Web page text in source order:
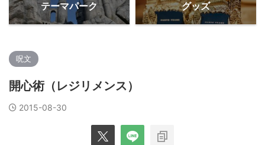
テーマパーク グッズ
呪文
開心術（レジリメンス）
2015-08-30